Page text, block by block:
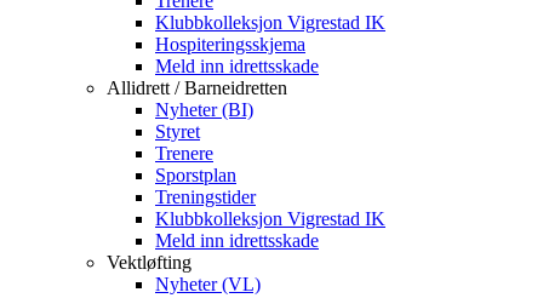
Klubbkolleksjon Vigrestad IK
Hospiteringsskjema
Meld inn idrettsskade
Allidrett / Barneidretten
Nyheter (BI)
Styret
Trenere
Sporstplan
Treningstider
Klubbkolleksjon Vigrestad IK
Meld inn idrettsskade
Vektløfting
Nyheter (VL)